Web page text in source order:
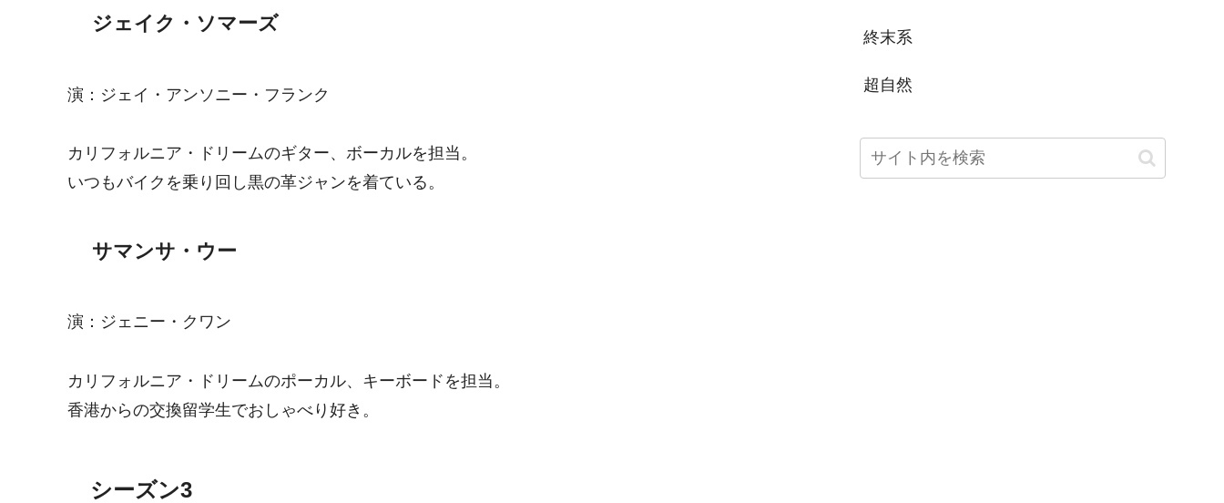
ジェイク・ソマーズ
演：ジェイ・アンソニー・フランク
カリフォルニア・ドリームのギター、ボーカルを担当。
いつもバイクを乗り回し黒の革ジャンを着ている。
サマンサ・ウー
演：ジェニー・クワン
カリフォルニア・ドリームのポーカル、キーボードを担当。
香港からの交換留学生でおしゃべり好き。
シーズン3
終末系
超自然